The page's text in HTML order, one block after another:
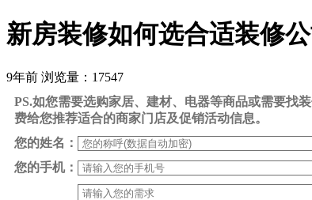
新房装修如何选合适装修
9年前 浏览量：17547
PS.如您需要选购家居、建材、电器等商品或需要找
费给您推荐适合的商家门店及促销活动信息。
您的姓名：
您的手机：